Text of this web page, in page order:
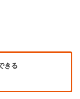
きる